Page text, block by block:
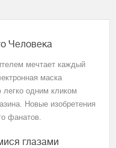
Человека
мечтает каждый
маска
легко одним кликом
Новые изобретения
фанатов.
глазами